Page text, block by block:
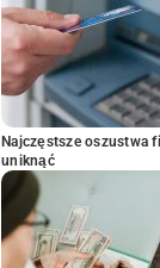
Najczęstsze oszustwa
uniknąć